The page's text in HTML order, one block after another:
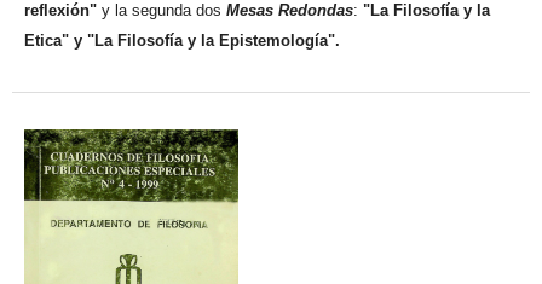
reflexión" y la segunda dos Mesas Redondas: "La Filosofía y la
Etica" y "La Filosofía y la Epistemología".